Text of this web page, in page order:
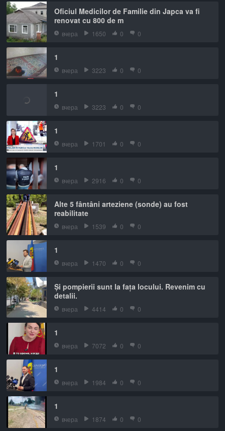
Oficiul Medicilor de Familie din Japca va fi
renovat cu 800 de m
вчера 1650 0 0
1
вчера 3223 0 0
1
вчера 3223 0 0
1
вчера 1701 0 0
1
вчера 2916 0 0
Alte 5 fântâni arteziene (sonde) au fost
reabilitate
вчера 1539 0 0
1
вчера 1470 0 0
Și pompierii sunt la fața locului. Revenim cu
detalii.
вчера 4414 0 0
1
вчера 7072 0 0
1
вчера 1984 0 0
1
вчера 1874 0 0